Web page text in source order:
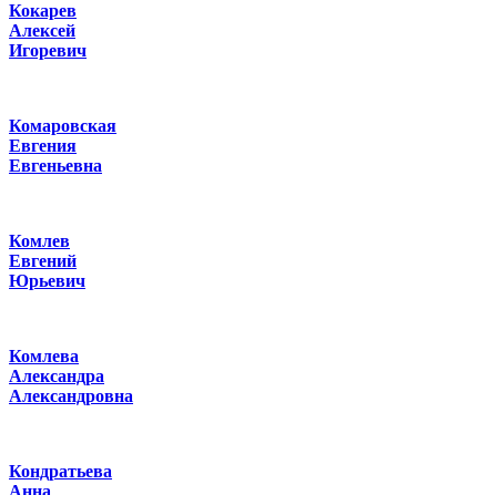
Кокарев
Алексей
Игоревич
Комаровская
Евгения
Евгеньевна
Комлев
Евгений
Юрьевич
Комлева
Александра
Александровна
Кондратьева
Анна